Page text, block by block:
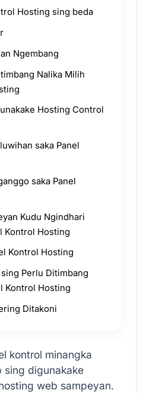
Hosting sing beda
Ngembang
Nalika Milih
Hosting Control
saka Panel
saka Panel
Kudu Ngindhari
Kontrol Hosting
Kontrol Hosting
Perlu Ditimbang
Kontrol Hosting
Ditakoni
kontrol minangka
sing digunakake
web sampeyan.